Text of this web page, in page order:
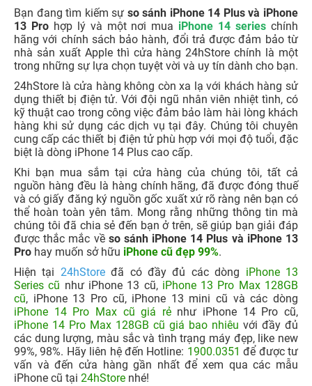
Bạn đang tìm kiếm sự so sánh iPhone 14 Plus và iPhone
13 Prohợp lý và một nơi mua iPhone 14 series chính
hãng với chính sách bảo hành, đổi trả được đảm bảo từ
nhà sản xuất Apple thì cửa hàng 24hStore chính là một
trong những sự lựa chọn tuyệt vời và uy tín dành cho bạn.
24hStore là cửa hàng không còn xa lạ với khách hàng sử
dụng thiết bị điện tử. Với đội ngũ nhân viên nhiệt tình, có
kỹ thuật cao trong công việc đảm bảo làm hài lòng khách
hàng khi sử dụng các dịch vụ tại đây. Chúng tôi chuyên
cung cấp các thiết bị điện tử phù hợp với mọi độ tuổi, đặc
biệt là dòng iPhone 14 Plus cao cấp.
Khi bạn mua sắm tại cửa hàng của chúng tôi, tất cả
nguồn hàng đều là hàng chính hãng, đã được đóng thuế
và có giấy đăng ký nguồn gốc xuất xứ rõ ràng nên bạn có
thể hoàn toàn yên tâm. Mong rằng những thông tin mà
chúng tôi đã chia sẻ đến bạn ở trên, sẽ giúp bạn giải đáp
được thắc mắc về so sánh iPhone 14 Plus và iPhone 13
Pro hay muốn sở hữu iPhone cũ đẹp 99%.
Hiện tại 24hStoređã có đầy đủ các dòng iPhone 13
Series cũ như iPhone 13 cũ, iPhone 13 Pro Max 128GB
cũ, iPhone 13 Pro cũ, iPhone 13 mini cũ và các dòng
iPhone 14 Pro Max cũ giá rẻnhư iPhone 14 Pro cũ,
iPhone 14 Pro Max 128GB cũ giá bao nhiêu với đầy đủ
các dung lượng, màu sắc và tình trạng máy đẹp, like new
99%, 98%. Hãy liên hệ đến Hotline: 1900.0351 để được tư
vấn và đến cửa hàng gần nhất để xem qua các mẫu
iPhone cũ tại 24hStore nhé!